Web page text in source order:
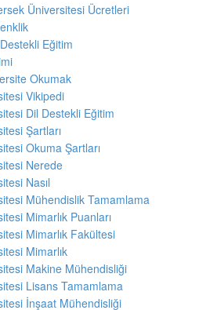
Üniversitesi Ücretleri
Eğitim
Okumak
Vikipedi
Dil Destekli Eğitim
Şartları
Okuma Şartları
Nerede
Nasıl
Mühendislik Tamamlama
Mimarlık Puanları
Mimarlık Fakültesi
Mimarlık
Makine Mühendisliği
Lisans Tamamlama
İnşaat Mühendisliği